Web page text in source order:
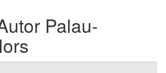
Palau-